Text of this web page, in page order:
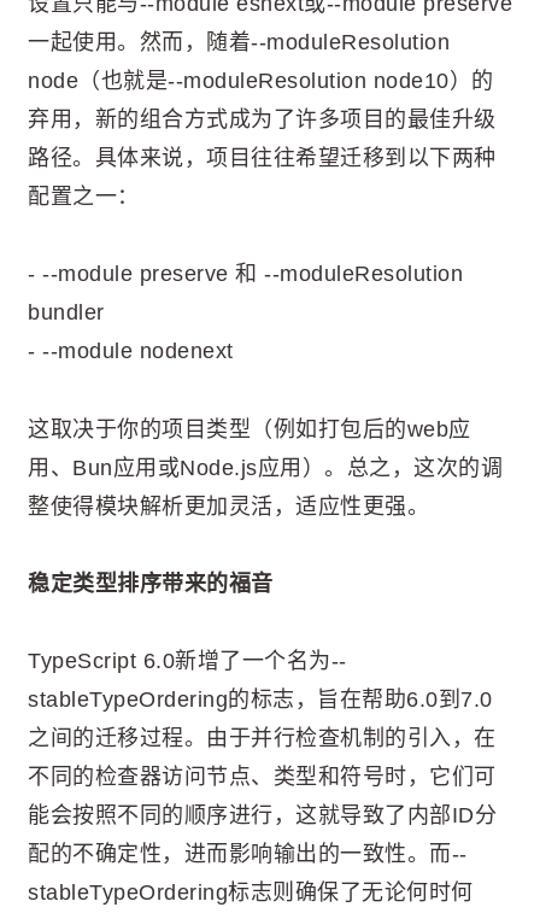
一起使用。然而，随着--moduleResolution
node（也就是--moduleResolution node10）的
弃用，新的组合方式成为了许多项目的最佳升级
路径。具体来说，项目往往希望迁移到以下两种
配置之一：
- --module preserve 和 --moduleResolution
bundler
- --module nodenext
这取决于你的项目类型（例如打包后的web应
用、Bun应用或Node.js应用）。总之，这次的调
整使得模块解析更加灵活，适应性更强。
稳定类型排序带来的福音
TypeScript 6.0新增了一个名为--
stableTypeOrdering的标志，旨在帮助6.0到7.0
之间的迁移过程。由于并行检查机制的引入，在
不同的检查器访问节点、类型和符号时，它们可
能会按照不同的顺序进行，这就导致了内部ID分
配的不确定性，进而影响输出的一致性。而--
stableTypeOrdering标志则确保了无论何时何